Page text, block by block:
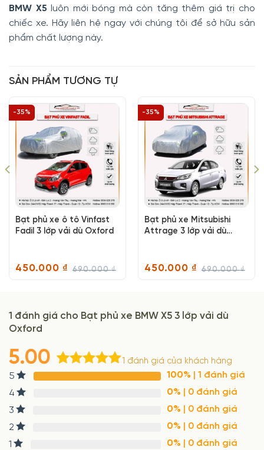
BMW X5 luôn mới bóng mà còn tăng thêm giá trị cho
chiếc xe. Hãy liên hệ ngay với chúng tôi để sở hữu sản
phẩm chất lượng này.
SẢN PHẨM TƯƠNG TỰ
-35%
Bạt phủ xe ô tô Vinfast
Fadil 3 lớp vải dù Oxford
690.000₫
450.000 ₫
-35%
Bạt phủ xe Mitsubishi
Attrage 3 lớp vải dù
690.000₫
450.000 ₫
1 đánh giá cho Bạt phủ xe BMW X5 3 lớp vải dù
Oxford
5.00 1 đánh giá của khách hàng
5 100% | 1 đánh giá
4
0% | 0 đánh giá
3
0% | 0 đánh giá
2
0% | 0 đánh giá
1
0% | 0 đánh giá